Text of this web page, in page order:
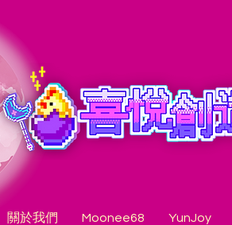
關於我們 Moonee68 YunJoy